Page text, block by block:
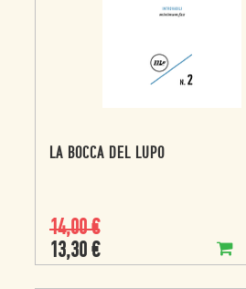
LA BOCCA DEL LUPO
14,00€
13,30 €